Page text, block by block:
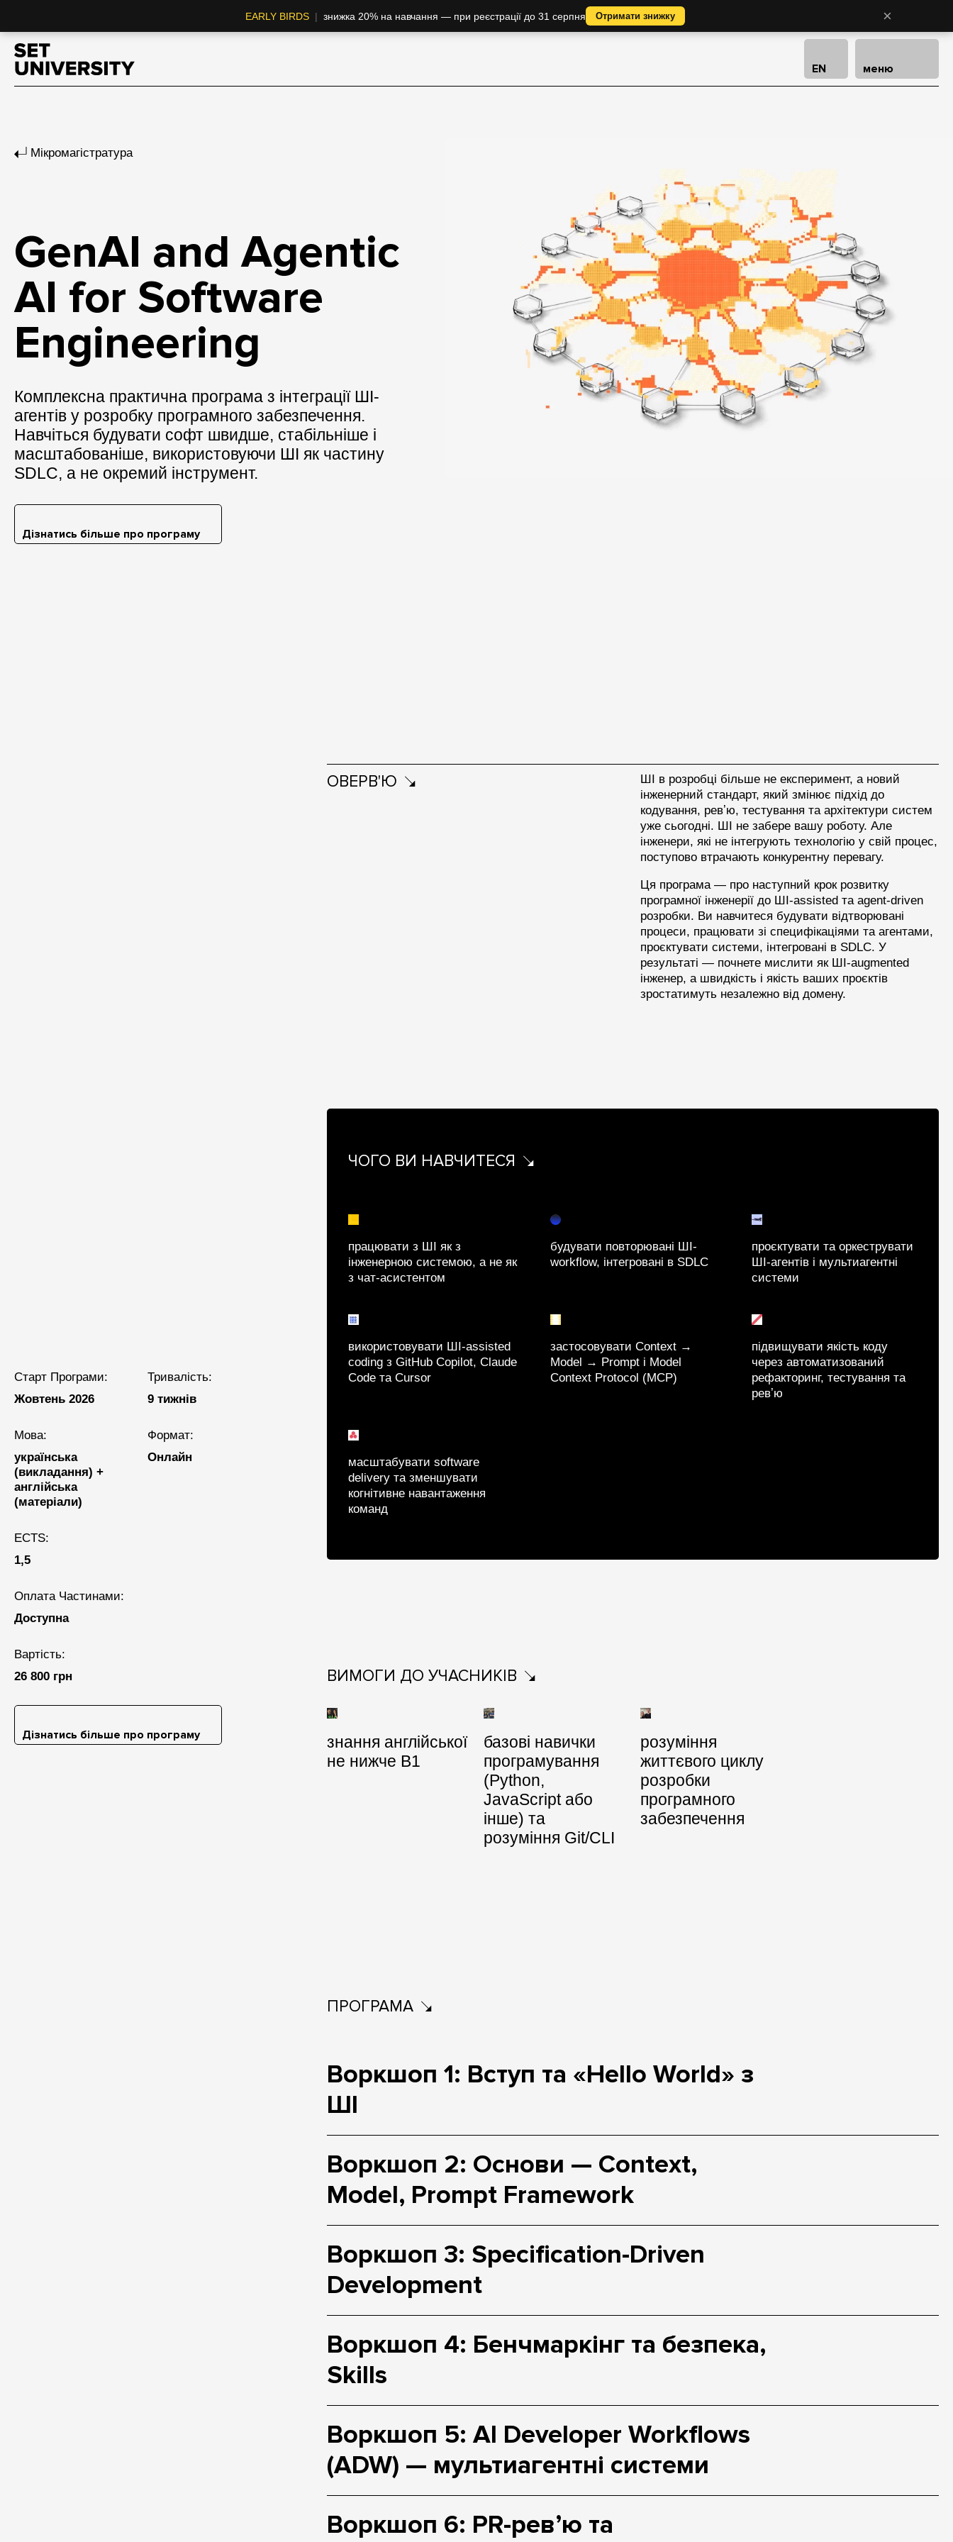
EN меню
Мікромагістратура
GenAI and Agentic
AI for Software
Engineering
Комплексна практична програма з інтеграції ШІ-
агентів у розробку програмного забезпечення.
Навчіться будувати софт швидше, стабільніше і
масштабованіше, використовуючи ШІ як частину
SDLC, а не окремий інструмент.
Дізнатись більше про програму
Старт Програми:
Жовтень 2026
Тривалість:
9 тижнів
Мова:
українська
(викладання) +
англійська
(матеріали)
Формат:
Онлайн
ECTS:
1,5
Оплата Частинами:
Доступна
Вартість:
26 800 грн
Дізнатись більше про програму
ОВЕРВ'Ю
ШІ в розробці більше не експеримент, а новий
інженерний стандарт, який змінює підхід до
кодування, ревʼю, тестування та архітектури систем
уже сьогодні. ШІ не забере вашу роботу. Але
інженери, які не інтегрують технологію у свій процес,
поступово втрачають конкурентну перевагу.
Ця програма — про наступний крок розвитку
програмної інженерії до ШІ-assisted та agent-driven
розробки. Ви навчитеся будувати відтворювані
процеси, працювати зі специфікаціями та агентами,
проєктувати системи, інтегровані в SDLC. У
результаті — почнете мислити як ШІ-augmented
інженер, а швидкість і якість ваших проєктів
зростатимуть незалежно від домену.
ЧОГО ВИ НАВЧИТЕСЯ
працювати з ШІ як з
інженерною системою, а не як
з чат-асистентом
будувати повторювані ШІ-
workflow, інтегровані в SDLC
проєктувати та оркеструвати
ШІ-агентів і мультиагентні
системи
використовувати ШІ-assisted
coding з GitHub Copilot, Claude
Code та Cursor
застосовувати Context →
Model → Prompt і Model
Context Protocol (MCP)
підвищувати якість коду
через автоматизований
рефакторинг, тестування та
ревʼю
масштабувати software
delivery та зменшувати
когнітивне навантаження
команд
ВИМОГИ ДО УЧАСНИКІВ
знання англійської
не нижче B1
базові навички
програмування
(Python,
JavaScript або
інше) та
розуміння Git/CLI
розуміння
життєвого циклу
розробки
програмного
забезпечення
ПРОГРАМА
Воркшоп 1: Вступ та «Hello World» з
ШІ
Воркшоп 2: Основи — Context,
Model, Prompt Framework
Воркшоп 3: Specification-Driven
Development
Воркшоп 4: Бенчмаркінг та безпека,
Skills
Воркшоп 5: AI Developer Workflows
(ADW) — мультиагентні системи
Воркшоп 6: PR-ревʼю та
EARLY BIRDS | знижка 20% на навчання — при реєстрації до 31 серпня Отримати знижку ×